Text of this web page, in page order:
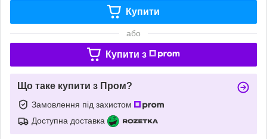
Купити
або
Купити з
Що таке купити з Пром?
Замовлення під захистом
Доступна доставка